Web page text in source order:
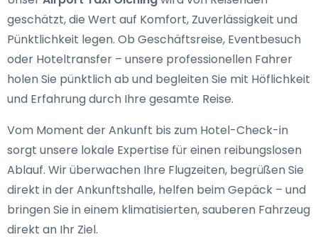
geschätzt, die Wert auf Komfort, Zuverlässigkeit und
Pünktlichkeit legen. Ob Geschäftsreise, Eventbesuch
oder Hoteltransfer – unsere professionellen Fahrer
holen Sie pünktlich ab und begleiten Sie mit Höflichkeit
und Erfahrung durch Ihre gesamte Reise.
Vom Moment der Ankunft bis zum Hotel-Check-in
sorgt unsere lokale Expertise für einen reibungslosen
Ablauf. Wir überwachen Ihre Flugzeiten, begrüßen Sie
direkt in der Ankunftshalle, helfen beim Gepäck – und
bringen Sie in einem klimatisierten, sauberen Fahrzeug
direkt an Ihr Ziel.